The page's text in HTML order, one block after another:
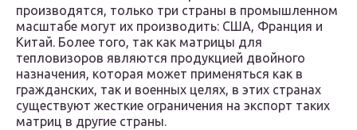
производятся, только три страны в промышленном
масштабе могут их производить: США, Франция и
Китай. Более того, так как матрицы для
тепловизоров являются продукцией двойного
назначения, которая может применяться как в
гражданских, так и военных целях, в этих странах
существуют жесткие ограничения на экспорт таких
матриц в другие страны.